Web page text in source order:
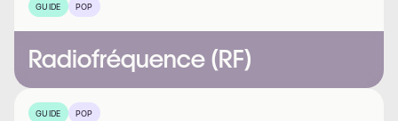
GUIDE POP
Radiofréquence (RF)
GUIDE POP